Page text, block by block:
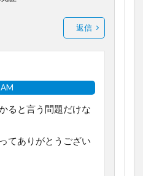
返信
ると言う問題だけな
てありがとうござい